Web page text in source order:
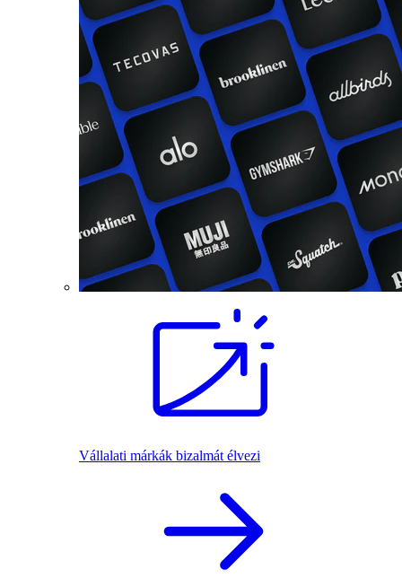
Vállalati márkák bizalmát élvezi